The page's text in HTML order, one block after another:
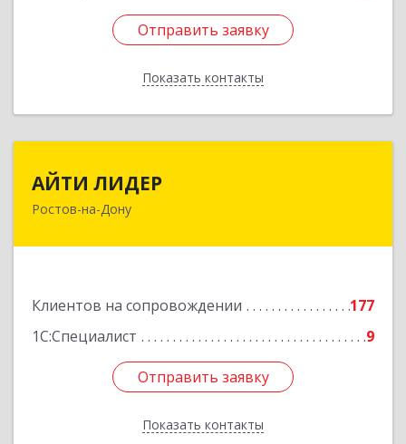
Отправить заявку
Показать контакты
Отправить заявку
Назад
АЙТИ ЛИДЕР
Ростов-на-Дону
Клиентов на сопровождении
177
1С:Специалист
9
Отправить заявку
Показать контакты
344065, Ростовская обл, Ростов-на-Дону г,
Отправить заявку
Назад